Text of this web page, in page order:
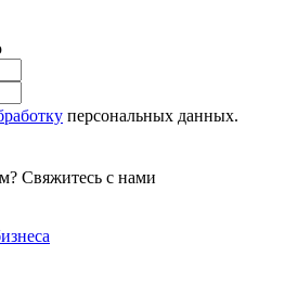
персональных данных.
Свяжитесь с нами